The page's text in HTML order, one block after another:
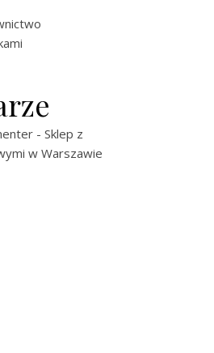
- Sklep z
w Warszawie